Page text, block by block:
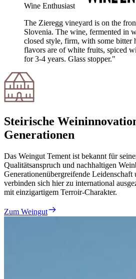
Wine Enthusiast
The Zieregg vineyard is on the
Slovenia. The wine, fermented in
closed style, firm, with some bitter
flavors are of white fruits, spiced
for 3-4 years. Glass stopper."
Steirische
Generationen
Das Weingut Tement ist bekannt für
Qualitätsanspruch und nachhaltigen
Generationenübergreifende
verbinden sich hier zu international
mit einzigartigem Terroir-Charakter.
Zum Weingut